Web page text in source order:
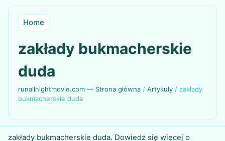
Home
zakłady bukmacherskie
duda
runallnightmovie.com — Strona główna /Artykuly / zakłady
bukmacherskie duda
zakłady bukmacherskie duda. Dowiedz się więcej o